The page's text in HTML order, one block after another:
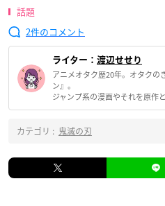
話題
2
ライター： 渡辺せせり
アニメオタク歴20年。オタクの
ン』。
ジャンプ系の漫画やそれを原作
カテゴリ : 鬼滅の刃